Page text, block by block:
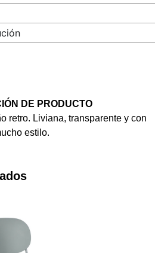
DE PRODUCTO
retro. Liviana, transparente y con
estilo.